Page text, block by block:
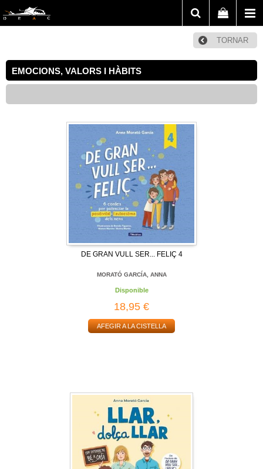
TORNAR
EMOCIONS, VALORS I HÀBITS
DE GRAN VULL SER... FELIÇ 4
MORATÓ GARCÍA, ANNA
Disponible
18,95 €
AFEGIR A LA CISTELLA